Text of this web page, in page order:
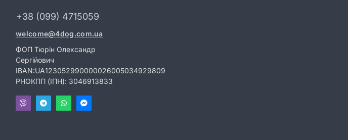
+38 (099) 4715059
welcome@4dog.com.ua
ФОП Тюрін Олександр
Сергійович
IBAN:UA123052990000026005034929809
РНОКПП (ІПН): 3046913833